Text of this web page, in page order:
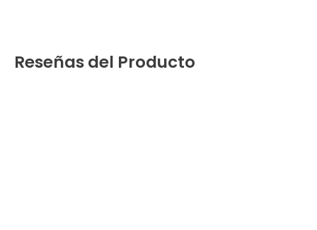
Reseñas del Producto